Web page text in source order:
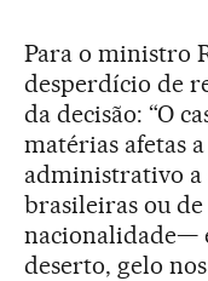
Para o ministro
desperdício de
da decisão: “O
matérias afetas
administrativo a
brasileiras ou
nacionalidade—
deserto, gelo